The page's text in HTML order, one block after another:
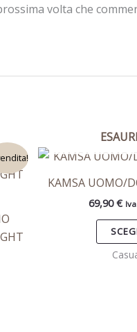
volta che
KAMSA UOMO/
69,90€